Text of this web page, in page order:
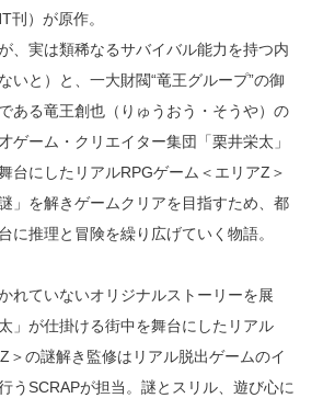
刊）が原作。
、実は類稀なるサバイバル能力を持つ内
いと）と、一大財閥“竜王グループ”の御
ある竜王創也（りゅうおう・そうや）の
ゲーム・クリエイター集団「栗井栄太」
台にしたリアルRPGゲーム＜エリアZ＞
」を解きゲームクリアを目指すため、都
に推理と冒険を繰り広げていく物語。
れていないオリジナルストーリーを展
」が仕掛ける街中を舞台にしたリアル
＞の謎解き監修はリアル脱出ゲームのイ
うSCRAPが担当。謎とスリル、遊び心に